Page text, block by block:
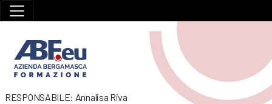
RESPONSABILE: Annalisa Riva